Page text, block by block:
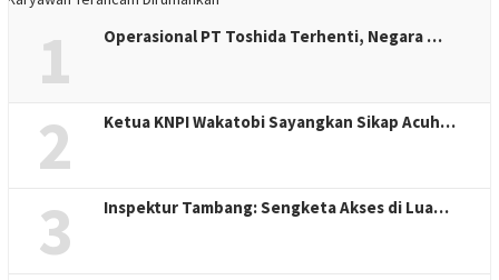
1 Operasional PT Toshida Terhenti, Negara …
2 Ketua KNPI Wakatobi Sayangkan Sikap Acuh…
3 Inspektur Tambang: Sengketa Akses di Lua…